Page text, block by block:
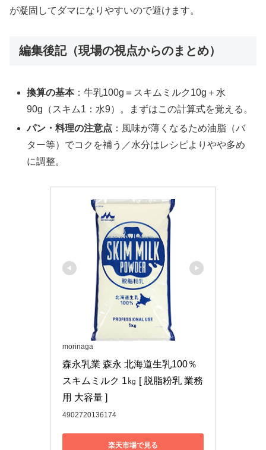
が凝固してダマになりやすいので避けます。
編集後記（現場の視点からのまとめ）
換算の基本：牛乳100g＝スキムミルク10g＋水
90g（スキム1：水9）。まずはこの計算式を覚える。
パン・料理の注意点 ：風味が薄くなるため油脂（バ
ター等）でコクを補う／水分はレシピよりやや多め
に調整。
morinaga
森永乳業 森永 北海道生乳100％
スキムミルク 1㎏ [ 脱脂粉乳 業務
用 大容量 ]
4902720136174
楽天市場で見る